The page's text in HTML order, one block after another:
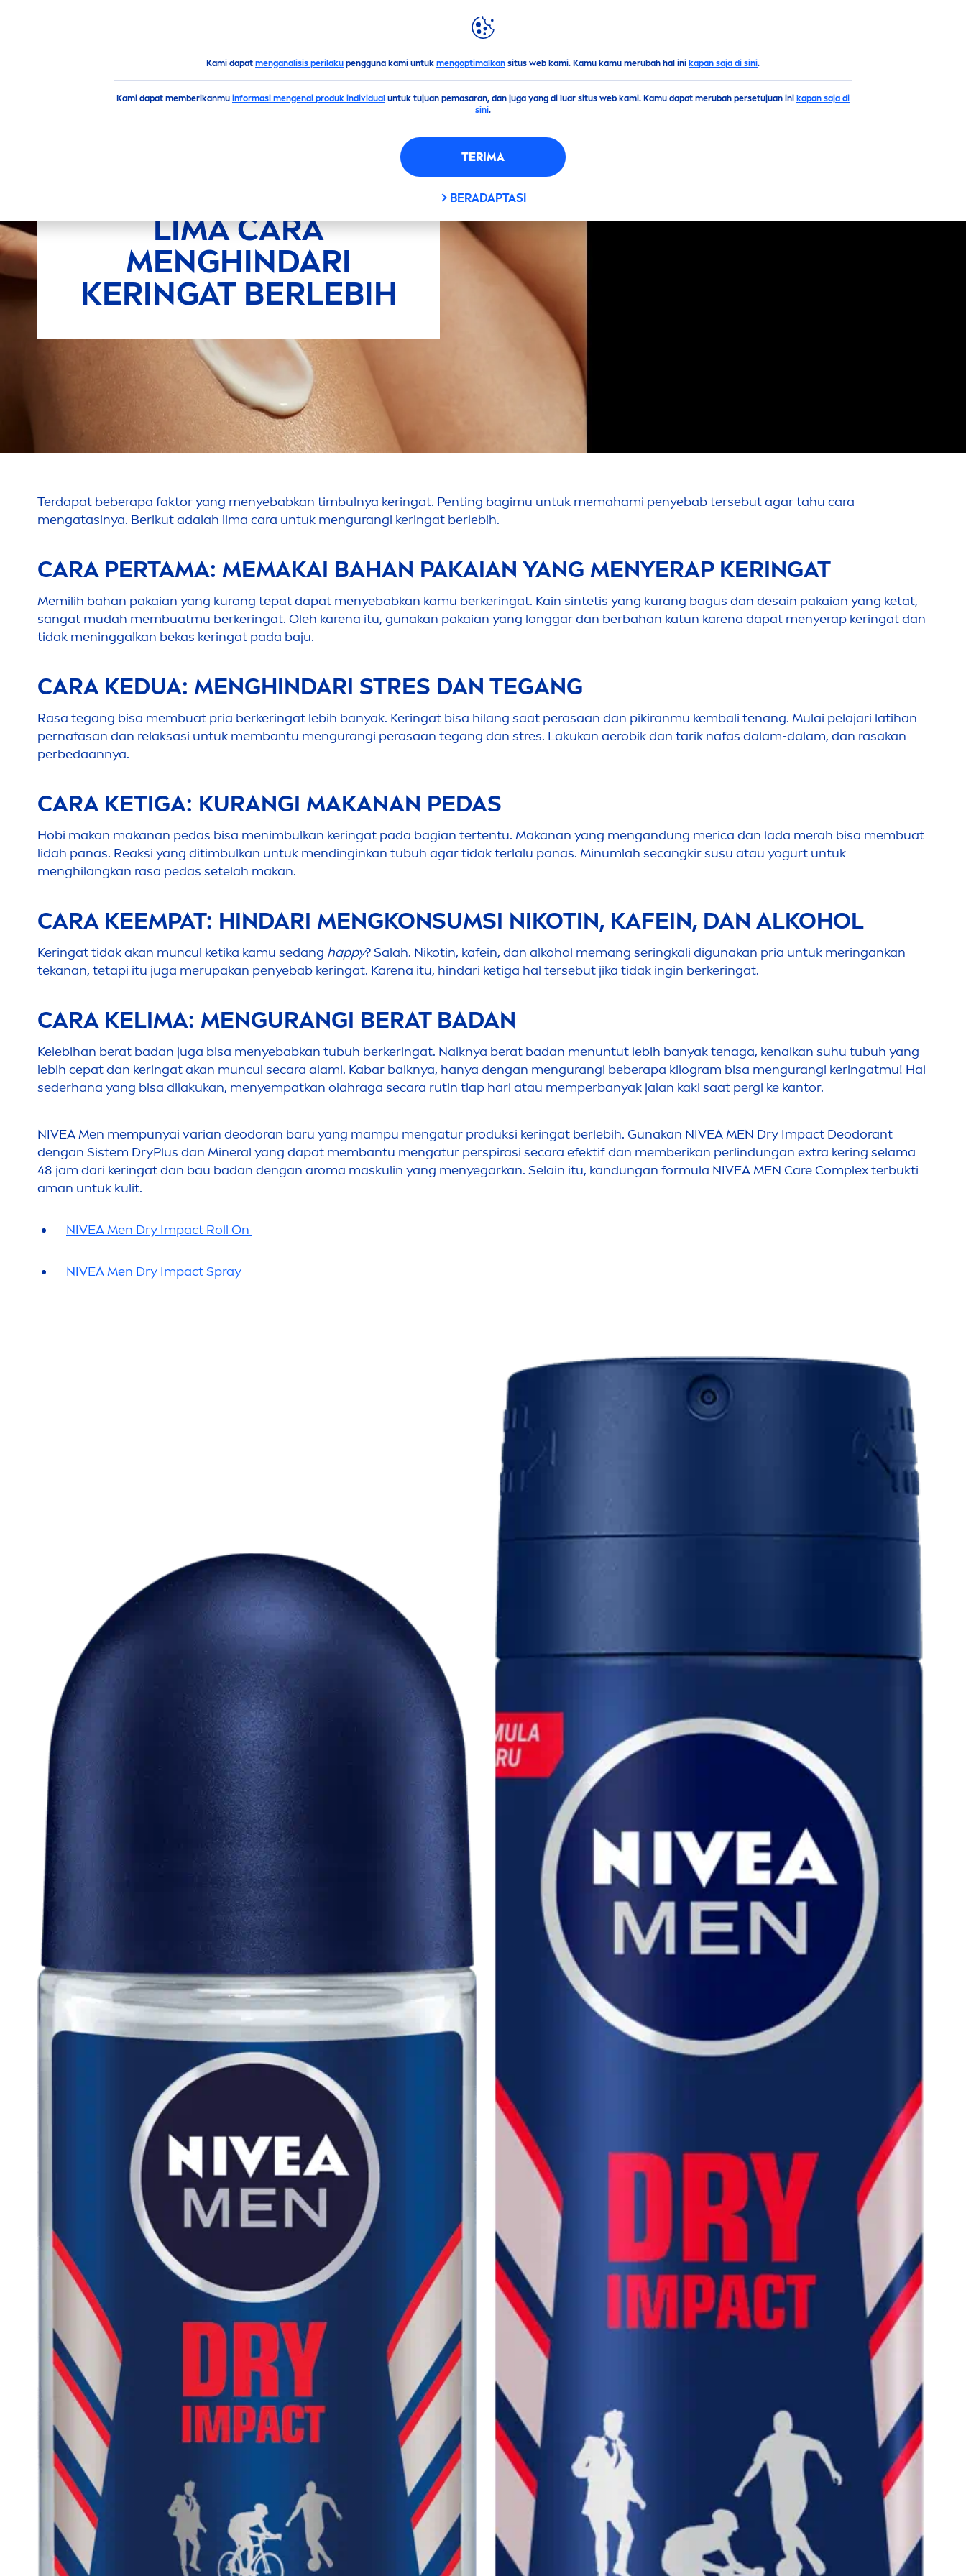
Kami dapat menganalisis perilakupengguna kami untuk mengoptimalkansitus web kami. Kamu kamu merubah hal ini kapan saja di sini.
Kami dapat memberikanmu informasi mengenai produk individual untuk tujuan pemasaran, dan juga yang di luar situs web kami. Kamu dapat merubah persetujuan ini kapan saja di
sini.
TERIMA
BERADAPTASI
-lima-alasan-menghindari-keringat
LIMA CARA
MENGHINDARI
KERINGAT BERLEBIH
Terdapat beberapa faktor yang menyebabkan timbulnya keringat. Penting bagimu untuk memahami penyebab tersebut agar tahu cara
mengatasinya. Berikut adalah lima cara untuk mengurangi keringat berlebih.
CARA PERTAMA: MEMAKAI BAHAN PAKAIAN YANG MENYERAP KERINGAT
Memilih bahan pakaian yang kurang tepat dapat menyebabkan kamu berkeringat. Kain sintetis yang kurang bagus dan desain pakaian yang ketat,
sangat mudah membuatmu berkeringat. Oleh karena itu, gunakan pakaian yang longgar dan berbahan katun karena dapat menyerap keringat dan
tidak meninggalkan bekas keringat pada baju.
CARA KEDUA: MENGHINDARI STRES DAN TEGANG
Rasa tegang bisa membuat pria berkeringat lebih banyak. Keringat bisa hilang saat perasaan dan pikiranmu kembali tenang. Mulai pelajari latihan
pernafasan dan relaksasi untuk membantu mengurangi perasaan tegang dan stres. Lakukan aerobik dan tarik nafas dalam-dalam, dan rasakan
perbedaannya.
CARA KETIGA: KURANGI MAKANAN PEDAS
Hobi makan makanan pedas bisa menimbulkan keringat pada bagian tertentu. Makanan yang mengandung merica dan lada merah bisa membuat
lidah panas. Reaksi yang ditimbulkan untuk mendinginkan tubuh agar tidak terlalu panas. Minumlah secangkir susu atau yogurt untuk
menghilangkan rasa pedas setelah makan.
CARA KEEMPAT: HINDARI MENGKONSUMSI NIKOTIN, KAFEIN, DAN ALKOHOL
Keringat tidak akan muncul ketika kamu sedang happy? Salah. Nikotin, kafein, dan alkohol memang seringkali digunakan pria untuk meringankan
tekanan, tetapi itu juga merupakan penyebab keringat. Karena itu, hindari ketiga hal tersebut jika tidak ingin berkeringat.
CARA KELIMA: MENGURANGI BERAT BADAN
Kelebihan berat badan juga bisa menyebabkan tubuh berkeringat. Naiknya berat badan menuntut lebih banyak tenaga, kenaikan suhu tubuh yang
lebih cepat dan keringat akan muncul secara alami. Kabar baiknya, hanya dengan mengurangi beberapa kilogram bisa mengurangi keringatmu! Hal
sederhana yang bisa dilakukan, menyempatkan olahraga secara rutin tiap hari atau memperbanyak jalan kaki saat pergi ke kantor.
NIVEAMen mempunyai varian deodoran baru yang mampu mengatur produksi keringat berlebih. Gunakan NIVEAMEN Dry Impact Deodorant
dengan Sistem DryPlus dan Mineral yang dapat membantu mengatur perspirasi secara efektif dan memberikan perlindungan extra kering selama
48 jam dari keringat dan bau badan dengan aroma maskulin yang menyegarkan. Selain itu, kandungan formula NIVEAMEN Care Complex terbukti
aman untuk kulit.
NIVEAMen Dry Impact Roll On
NIVEAMen Dry Impact Spray